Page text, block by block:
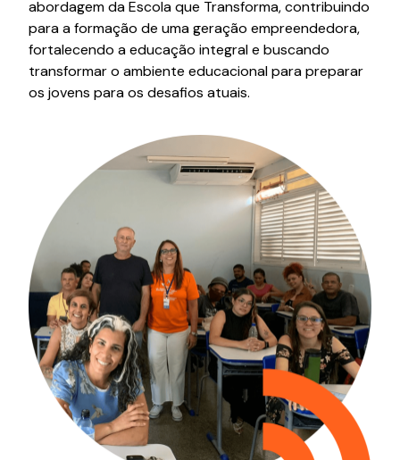
abordagem da Escola que Transforma, contribuindo
para a formação de uma geração empreendedora,
fortalecendo a educação integral e buscando
transformar o ambiente educacional para preparar
os jovens para os desafios atuais.